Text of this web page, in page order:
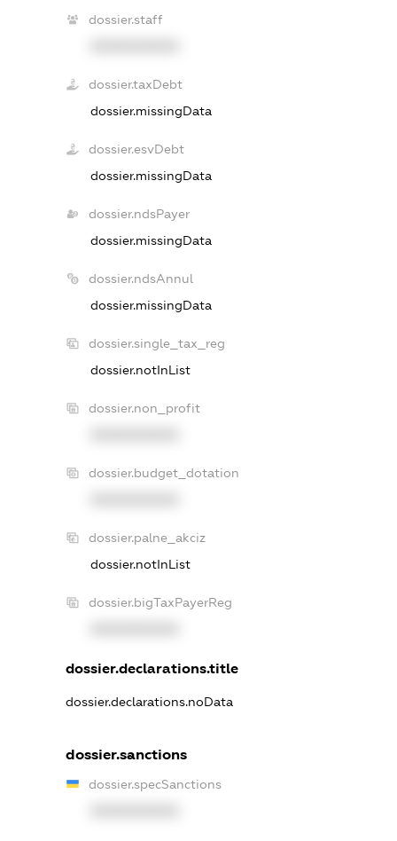
dossier.staff
dossier.taxDebt
dossier.missingData
dossier.esvDebt
dossier.missingData
dossier.ndsPayer
dossier.missingData
dossier.ndsAnnul
dossier.missingData
dossier.single_tax_reg
dossier.notInList
dossier.non_profit
dossier.budget_dotation
dossier.palne_akciz
dossier.notInList
dossier.bigTaxPayerReg
dossier.declarations.title
dossier.declarations.noData
dossier.sanctions
dossier.specSanctions